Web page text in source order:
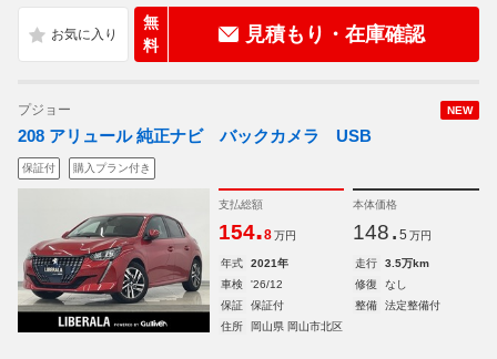
無
料
見積もり・在庫確認
NEW
プジョー
208 アリュール 純正ナビ バックカメラ USB
保証付 購入プラン付き
支払総額
154.8 万円
本体価格
148. 5 万円
年式 2021年 走行
3.5万km
車検
'26/12 修復
なし
保証
保証付 整備
法定整備付
住所
岡山県 岡山市北区